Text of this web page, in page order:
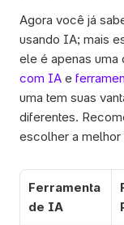
Agora você já
usando IA; mais
ele é apenas uma
com IA e
uma tem suas
diferentes.
escolher a
Ferramenta
de IA